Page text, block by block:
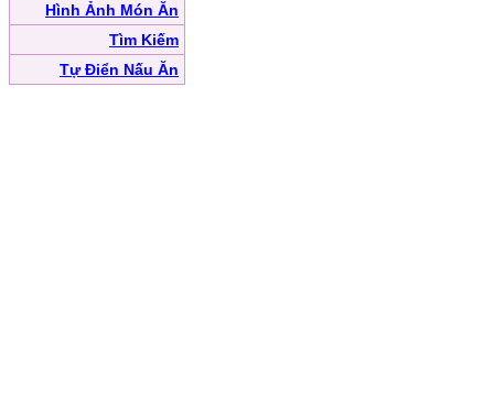
Hình Ảnh Món Ăn
Tìm Kiếm
Tự Điển Nấu Ăn